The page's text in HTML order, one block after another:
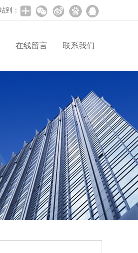
到：
在线留言 联系我们